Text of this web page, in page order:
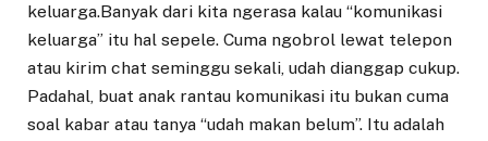
keluarga.Banyak dari kita ngerasa kalau “komunikasi
keluarga” itu hal sepele. Cuma ngobrol lewat telepon
atau kirim chat seminggu sekali, udah dianggap cukup.
Padahal, buat anak rantau komunikasi itu bukan cuma
soal kabar atau tanya “udah makan belum”. Itu adalah